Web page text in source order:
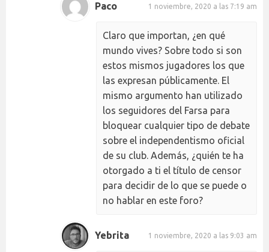
Paco 1 noviembre, 2020 a las 7:19 am
Claro que importan, ¿en qué
mundo vives? Sobre todo si son
estos mismos jugadores los que
las expresan públicamente. El
mismo argumento han utilizado
los seguidores del Farsa para
bloquear cualquier tipo de debate
sobre el independentismo oficial
de su club. Además, ¿quién te ha
otorgado a ti el título de censor
para decidir de lo que se puede o
no hablar en este foro?
Yebrita 1 noviembre, 2020 a las 9:03 am